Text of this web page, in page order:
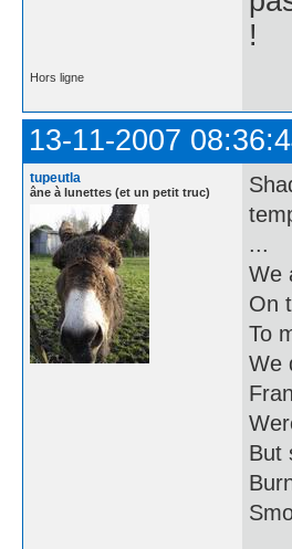
!
Hors ligne
13-11-2007
tupeutla
âne à lunettes (et un petit truc)
...
We
On
To
We
But